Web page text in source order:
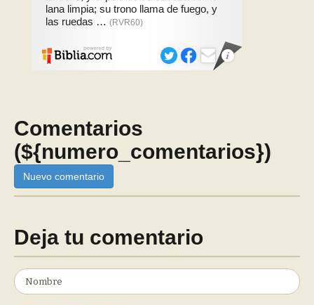
Comentarios
(${numero_comentarios})
Nuevo comentario
Deja tu comentario